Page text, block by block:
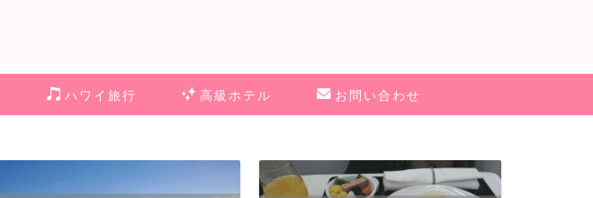
ハワイ旅行 高級ホテル お問い合わせ